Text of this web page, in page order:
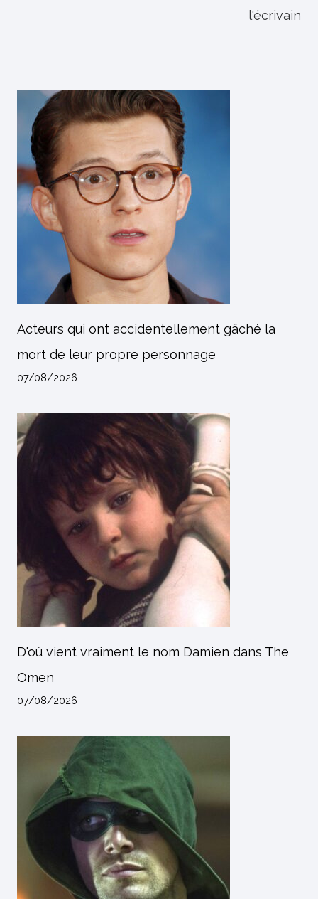
l'écrivain
Acteurs qui ont accidentellement gâché la
mort de leur propre personnage
07/08/2026
D'où vient vraiment le nom Damien dans The
Omen
07/08/2026